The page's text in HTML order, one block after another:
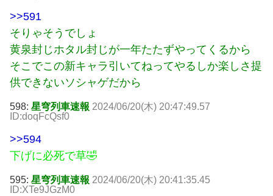
>>591
そりゃそうでしょ
黄泉封じホタル封じが一年たたずやってくるから
そこでこの新キャラ引いてねってやるしか楽しさ提
供できないソシャゲだから
598: 星穹列車速報 2024/06/20(木) 20:47:49.57
ID:doqFcQsf0
>>594
下げに必死で草🤣
595: 星穹列車速報 2024/06/20(木) 20:41:35.45
ID:XTe9JGzM0